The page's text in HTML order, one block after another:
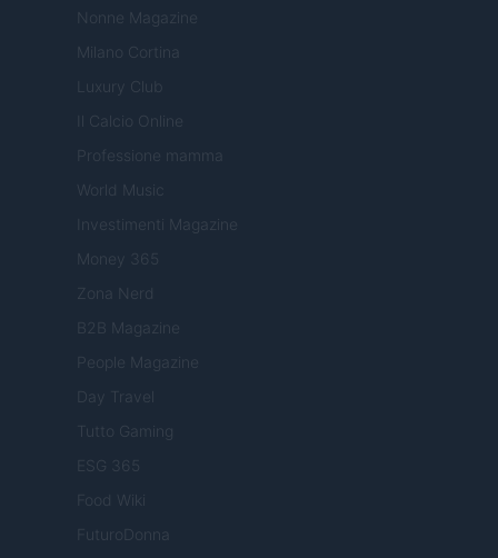
Nonne Magazine
Milano Cortina
Luxury Club
Il Calcio Online
Professione mamma
World Music
Investimenti Magazine
Money 365
Zona Nerd
B2B Magazine
People Magazine
Day Travel
Tutto Gaming
ESG 365
Food Wiki
FuturoDonna